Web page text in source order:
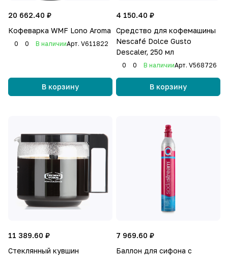
20 662.40 ₽
Кофеварка WMF Lono Aroma
0 0 В наличииАрт. V611822
В корзину
4 150.40 ₽
Средство для кофемашины
Nescafé Dolce Gusto
Descaler, 250 мл
0 0 В наличииАрт. V568726
В корзину
11 389.60 ₽
Стеклянный кувшин
7 969.60 ₽
Баллон для сифона с